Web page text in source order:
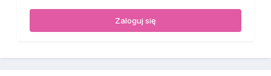
Zaloguj się